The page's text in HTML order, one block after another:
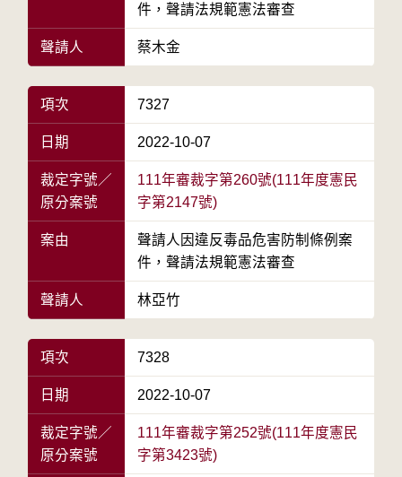
件，聲請法規範憲法審查
聲請人 蔡木金
項次 7327
日期 2022-10-07
裁定字號／
原分案號
111年審裁字第260號(111年度憲民
字第2147號)
案由
聲請人因違反毒品危害防制條例案
件，聲請法規範憲法審查
聲請人 林亞竹
項次 7328
日期 2022-10-07
裁定字號／
原分案號
111年審裁字第252號(111年度憲民
字第3423號)